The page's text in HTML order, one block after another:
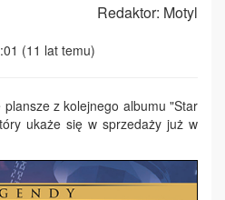
Redaktor: Motyl
(11 lat temu)
plansze z kolejnego albumu "Star
ukaże się w sprzedaży już w